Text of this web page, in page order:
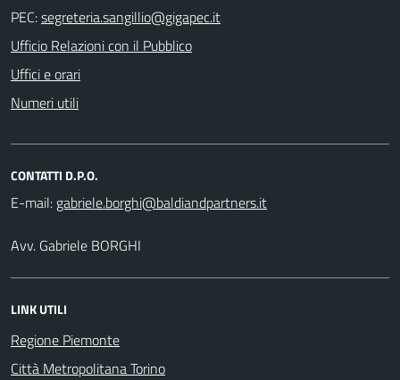
PEC:
Ufficio Relazioni con il Pubblico
Uffici e orari
Numeri utili
CONTATTI D.P.O.
E-mail:
Avv. Gabriele BORGHI
LINK UTILI
Regione Piemonte
Città Metropolitana Torino